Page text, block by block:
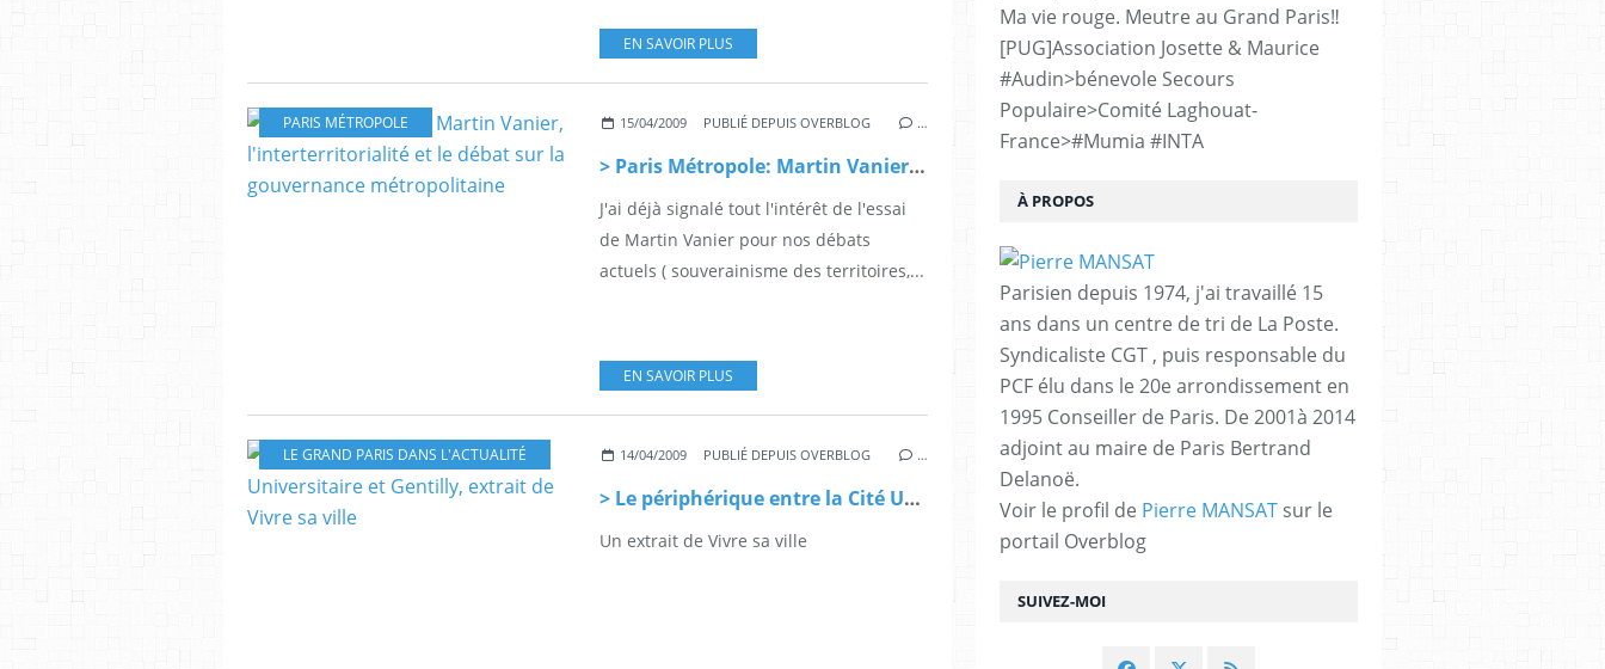
EN SAVOIR PLUS
PARIS MÉTROPOLE 15/04/2009 PUBLIÉ DEPUIS OVERBLOG …
> Paris Métropole: Martin Vanier, l'interterritorialité et le débat sur la gouvernance métropolitaine
J'ai déjà signalé tout l'intérêt de l'essai
de Martin Vanier pour nos débats
actuels ( souverainisme des territoires,...
EN SAVOIR PLUS
LE GRAND PARIS DANS L'ACTUALITÉ 14/04/2009 PUBLIÉ DEPUIS OVERBLOG …
> Le périphérique entre la Cité Universitaire et Gentilly, extrait de Vivre sa ville
Un extrait de Vivre sa ville
SUIVEZ-MOI
Ma vie rouge. Meutre au Grand Paris‼️
[PUG]Association Josette & Maurice
#Audin>bénevole Secours
Populaire>Comité Laghouat-
France>#Mumia #INTA
À PROPOS
Parisien depuis 1974, j'ai travaillé 15
ans dans un centre de tri de La Poste.
Syndicaliste CGT , puis responsable du
PCF élu dans le 20e arrondissement en
1995 Conseiller de Paris. De 2001à 2014
adjoint au maire de Paris Bertrand
Delanoë.
Voir le profil de Pierre MANSAT sur le
portail Overblog